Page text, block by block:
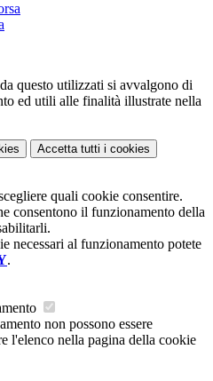
questo utilizzati si avvalgono di
ed utili alle finalità illustrate nella
Accetta tutti i cookies
quali cookie consentire.
consentono il funzionamento della
necessari al funzionamento potete
.
non possono essere
l'elenco nella pagina della cookie